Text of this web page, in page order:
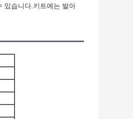
있습니다.키트에는 발아